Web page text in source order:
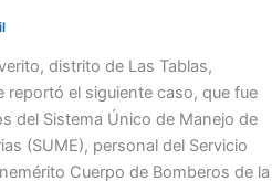
distrito de Las Tablas,
reportó el siguiente caso, que fue
del Sistema Único de Manejo de
(SUME), personal del Servicio
Cuerpo de Bomberos de la